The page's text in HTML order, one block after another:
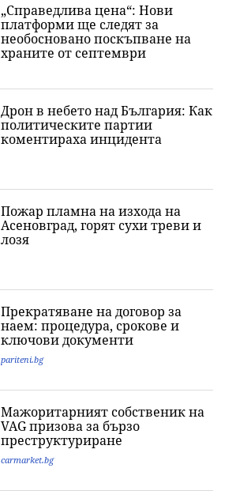
„Справедлива цена“: Нови
платформи ще следят за
необосновано поскъпване на
храните от септември
Дрон в небето над България: Как
политическите партии
коментираха инцидента
Пожар пламна на изхода на
Асеновград, горят сухи треви и
лозя
Прекратяване на договор за
наем: процедура, срокове и
ключови документи
pariteni.bg
Мажоритарният собственик на
VAG призова за бързо
преструктуриране
carmarket.bg